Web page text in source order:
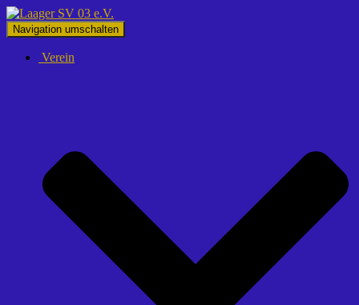
Navigation umschalten
Verein